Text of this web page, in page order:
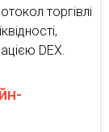
торгівлі
DEX.